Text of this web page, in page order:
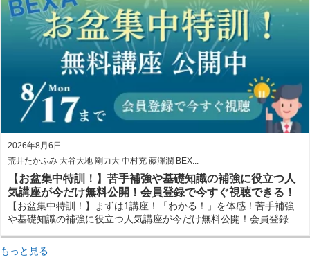
2026年8月6日
荒井たかふみ 大谷大地 剛力大 中村充 藤澤潤 BEX...
【お盆集中特訓！】苦手補強や基礎知識の補強に役立つ人
気講座が今だけ無料公開！会員登録で今すぐ視聴できる！
【お盆集中特訓！】まずは1講座！「わかる！」を体感！苦手補強
や基礎知識の補強に役立つ人気講座が今だけ無料公開！会員登録
もっと見る